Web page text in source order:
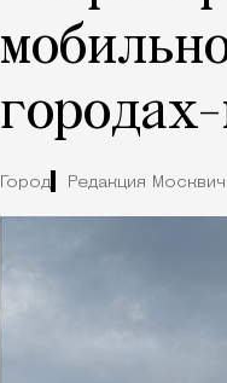
Город Редакция